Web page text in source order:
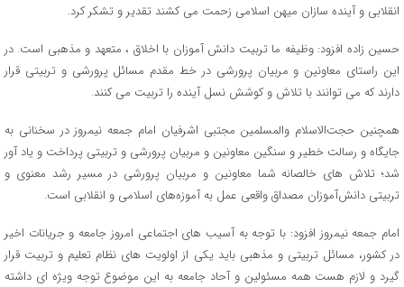
انقلابی و آینده سازان میهن اسلامی زحمت می کشند تقدیر و تشکر کرد.
حسین زاده افزود: وظیفه ما تربیت دانش آموزان با اخلاق ، متعهد و مذهبی است. در
این راستای معاونین و مربیان پرورشی در خط مقدم مسائل پرورشی و تربیتی قرار
دارند که می توانند با تلاش و کوشش نسل آینده را تربیت می کنند.
همچنین حجت‌الاسلام والمسلمین مجتبی اشرفیان امام جمعه نیمروز در سخنانی به
جایگاه و رسالت خطیر و سنگین معاونین و مربیان پرورشی و تربیتی پرداخت و یاد آور
شد؛ تلاش های خالصانه شما معاونین و مربیان پرورشی در مسیر رشد معنوی و
تربیتی دانش‌آموزان مصداق واقعی عمل به آموزه‌های اسلامی و انقلابی است.
امام جمعه نیمروز افزود: با توجه به آسیب های اجتماعی امروز جامعه و جریانات اخیر
در کشور، مسائل تربیتی و مذهبی باید یکی از اولویت های نظام تعلیم و تربیت قرار
گیرد و لازم هست همه مسئولین و آحاد جامعه به این موضوع توجه ویژه ای داشته